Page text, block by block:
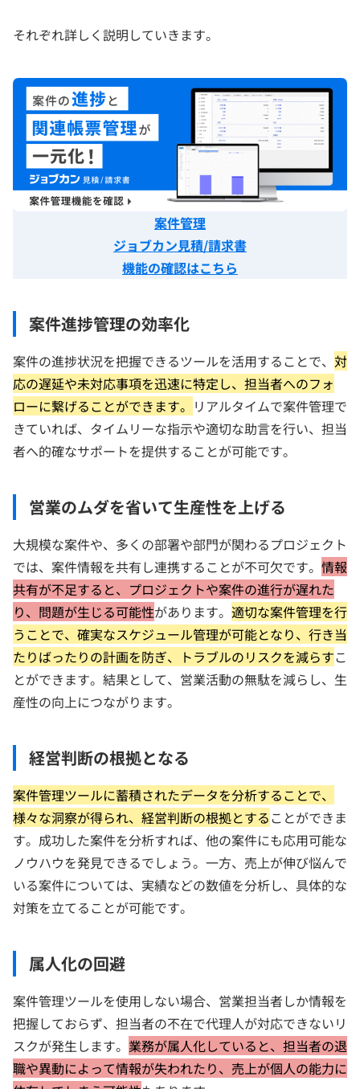
それぞれ詳しく説明していきます。
案件管理
ジョブカン見積/請求書
機能の確認はこちら
案件進捗管理の効率化
案件の進捗状況を把握できるツールを活用することで、 対
応の遅延や未対応事項を迅速に特定し、担当者へのフォ
ローに繋げることができます。 リアルタイムで案件管理で
きていれば、タイムリーな指示や適切な助言を行い、担当
者へ的確なサポートを提供することが可能です。
営業のムダを省いて生産性を上げる
大規模な案件や、多くの部署や部門が関わるプロジェクト
では、案件情報を共有し連携することが不可欠です。 情報
共有が不足すると、プロジェクトや案件の進行が遅れた
り、問題が生じる可能性があります。 適切な案件管理を行
うことで、確実なスケジュール管理が可能となり、行き当
たりばったりの計画を防ぎ、トラブルのリスクを減らすこ
とができます。結果として、営業活動の無駄を減らし、生
産性の向上につながります。
経営判断の根拠となる
案件管理ツールに蓄積されたデータを分析することで、
様々な洞察が得られ、経営判断の根拠とすることができま
す。成功した案件を分析すれば、他の案件にも応用可能な
ノウハウを発見できるでしょう。一方、売上が伸び悩んで
いる案件については、実績などの数値を分析し、具体的な
対策を立てることが可能です。
属人化の回避
案件管理ツールを使用しない場合、営業担当者しか情報を
把握しておらず、担当者の不在で代理人が対応できないリ
スクが発生します。 業務が属人化していると、担当者の退
職や異動によって情報が失われたり、売上が個人の能力に